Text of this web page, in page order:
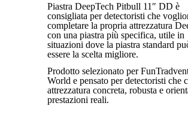
Piastra DeepTech Pitbull 11″ DD è
consigliata per detectoristi che
completare la propria attrezzatura
con una piastra più specifica, utile in
situazioni dove la piastra standard
essere la scelta migliore.
Prodotto selezionato per
World e pensato per detectoristi che
attrezzatura concreta, robusta e
prestazioni reali.